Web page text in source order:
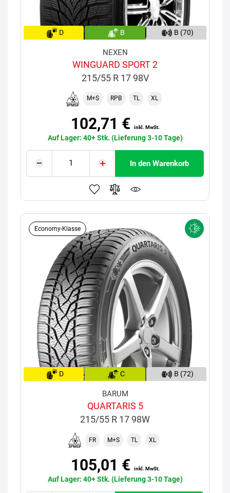
D B B (70)
NEXEN
WINGUARD SPORT 2
215/55 R 17 98V
M+S RPB TL XL
102,71 € inkl. MwSt.
Auf Lager: 40+ Stk. (Lieferung 3-10 Tage)
In den Warenkorb
Economy-Klasse
D C B (72)
BARUM
QUARTARIS 5
215/55 R 17 98W
FR M+S TL XL
105,01 € inkl. MwSt.
Auf Lager: 40+ Stk. (Lieferung 3-10 Tage)